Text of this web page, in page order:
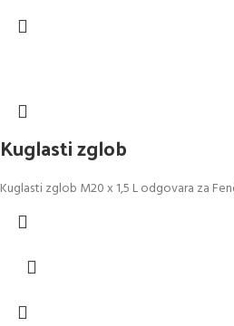
Kuglasti zglob
Kuglasti zglob M20 x 1,5 L odgovara za